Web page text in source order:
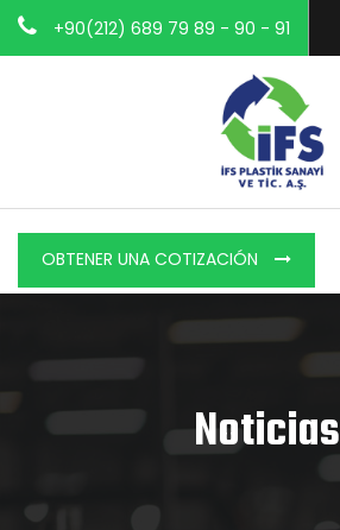
+90(212) 689 79 89 - 90 - 91
OBTENER UNA COTIZACIÓN
Noticias